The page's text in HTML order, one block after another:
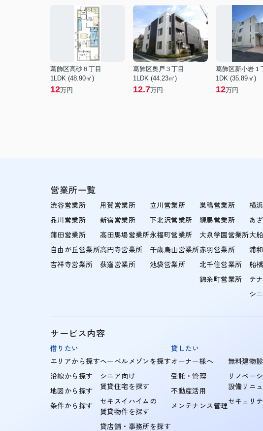
葛飾区高砂８丁目
1LDK (48.90㎡)
12万円
葛飾区奥戸３丁目
1LDK (44.23㎡)
12.7万円
葛飾区新小岩１
1DK (35.89㎡)
12万円
営業所一覧
渋谷営業所
品川営業所
蒲田営業所
自由が丘営業所
吉祥寺営業所
用賀営業所
新宿営業所
高田馬場営業所
高円寺営業所
荻窪営業所
立川営業所
下北沢営業所
永福町営業所
千歳烏山営業所
池袋営業所
巣鴨営業所
練馬営業所
大泉学園営業所
赤羽営業所
北千住営業所
錦糸町営業所
横
あ
大
浦
船
テ
シ
サービス内容
借りたい
エリアから探す
沿線から探す
地図から探す
条件から探す
ヘーベルメゾンを探す
シニア向け
賃貸住宅を探す
セキスイハイムの
賃貸物件を探す
貸店舗・事務所を探す
貸したい
オーナー様へ
受託・管理
不動産活用
メンテナンス管理
無料建物
リノベー
設備リニ
セキュリ